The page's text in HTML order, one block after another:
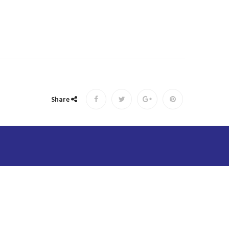
Share